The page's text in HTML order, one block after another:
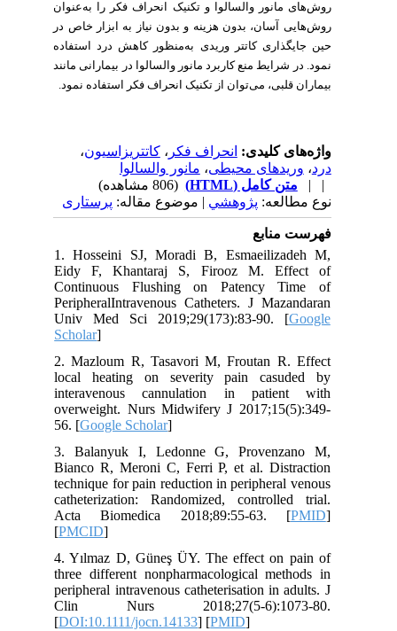
روش‌های مانور والسالوا و تکنیک انحراف فکر را به‌عنوان
روش‌هایی آسان، بدون هزینه و بدون نیاز به ابزار خاص در
حین جایگذاری کاتتر وریدی به‌منظور کاهش درد استفاده
نمود. در شرایط منع کاربرد مانور والسالوا در بیمارانی مانند
بیماران قلبی، می‌توان از تکنیک انحراف فکر استفاده نمود.
واژه‌های کلیدی:انحراف فکر، کاتتریزاسیون،
درد ،وریدهای محیطی،مانور والسالوا
| | متن کامل (HTML)
(806 مشاهده)
نوع مطالعه:پژوهشي| موضوع مقاله:پرستاری
فهرست منابع
1. Hosseini SJ, Moradi B, Esmaeilizadeh M,
Eidy F, Khantaraj S, Firooz M. Effect of
Continuous Flushing on Patency Time of
PeripheralIntravenous Catheters. J Mazandaran
Univ Med Sci 2019;29(173):83-90. [Google
Scholar
2. Mazloum R, Tasavori M, Froutan R. Effect
local heating on severity pain casuded by
interavenous cannulation in patient with
overweight. Nurs Midwifery J 2017;15(5):349-
56. [Google Scholar
3. Balanyuk I, Ledonne G, Provenzano M,
Bianco R, Meroni C, Ferri P, et al. Distraction
technique for pain reduction in peripheral venous
catheterization: Randomized, controlled trial.
Acta Biomedica 2018;89:55-63. [PMID
[PMCID
4. Yılmaz D, Güneş ÜY. The effect on pain of
three different nonpharmacological methods in
peripheral intravenous catheterisation in adults. J
Clin Nurs 2018;27(5-6):1073-80.
[DOI:10.1111/jocn.14133] [PMID